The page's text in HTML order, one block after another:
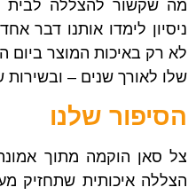
ניסיון לימדו אותנו דבר
לא רק באיכות המוצר ביום
שלו לאורך שנים –
הסיפור שלנו
צל סאן הוקמה מתוך
הצללה איכותית שתחזיק